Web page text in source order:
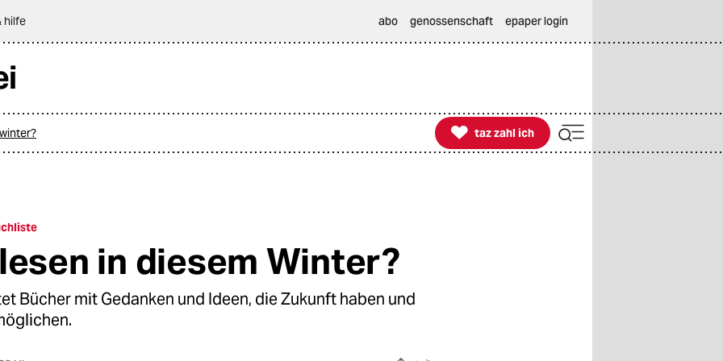
hilfe abo genossenschaft epaper login

taz zahl ich
taz zahl ich
in diesem Winter?
Bücher mit Gedanken und Ideen, die Zukunft haben und